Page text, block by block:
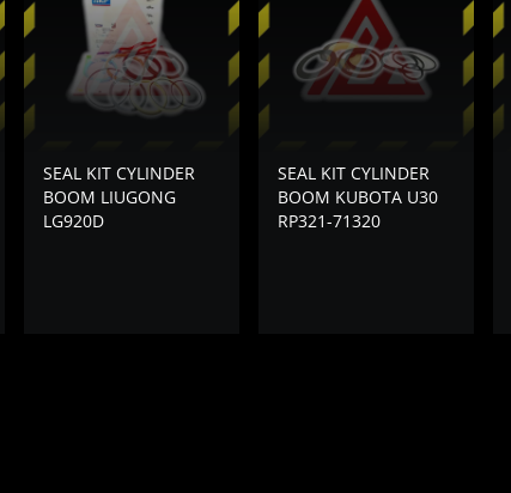
SEAL KIT CYLINDER
BOOM LIUGONG
LG920D
SEAL KIT CYLINDER
BOOM KUBOTA U30
RP321-71320